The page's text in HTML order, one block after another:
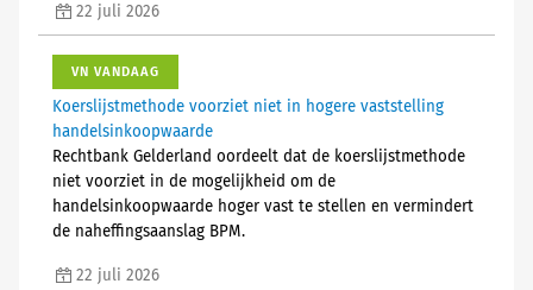
22 juli 2026
VN VANDAAG
Koerslijstmethode voorziet niet in hogere vaststelling
handelsinkoopwaarde
Rechtbank Gelderland oordeelt dat de koerslijstmethode
niet voorziet in de mogelijkheid om de
handelsinkoopwaarde hoger vast te stellen en vermindert
de naheffingsaanslag BPM.
22 juli 2026